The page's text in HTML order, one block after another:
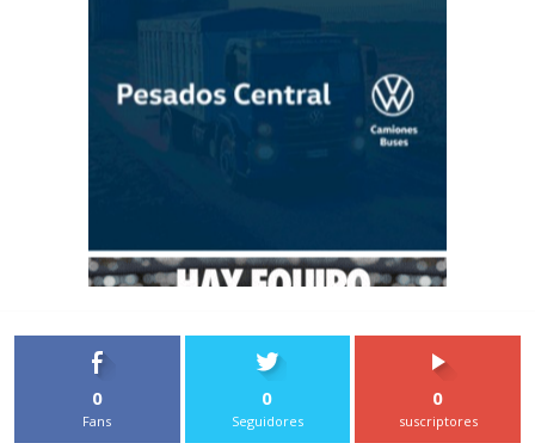
0
Fans
0
Seguidores
0
suscriptores